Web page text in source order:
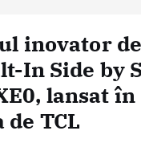
inovator
In Side by
lansat în
de TCL